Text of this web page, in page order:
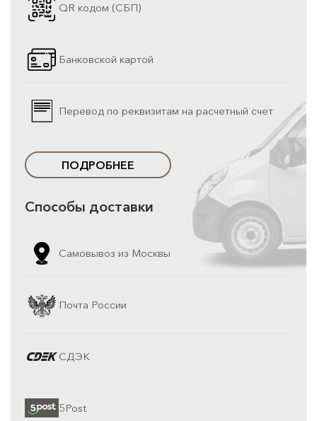
QR кодом (СБП)
Банковской картой
Перевод по реквизитам на расчетный счет
ПОДРОБНЕЕ
Способы доставки
Самовывоз из Москвы
Почта России
СДЭК
5Post